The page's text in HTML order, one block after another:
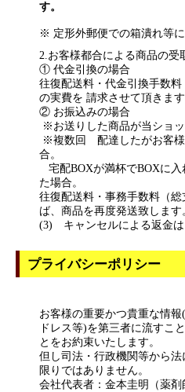
す。
※ 定形外郵便での箱潰れ等
2.お客様都合による商品の受
① 代金引換の場合
往復配送料・代金引換手数料
の実費を 請求させて頂きます
② お振込みの場合
※お送りした商品が当ショ
※複数回 配達したがお客様
合。
宅配BOXが満杯でBOXに
た場合。
往復配送料・事務手数料（
ば、商品を再度発送致します
(3) キャンセルによる返金は
プライバシーポリシー
お客様の重要かつ貴重な情
ドレス等)を第三者に流すこ
とをお約束いたします。
但し司法・行政機関等から
限りではありません。
会社代表者：金本圭明（薬剤